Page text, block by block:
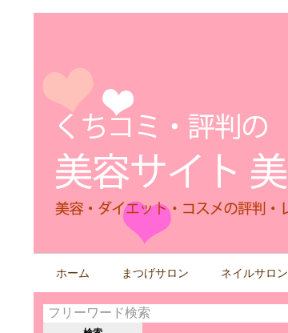
す
る
ホーム まつげサロン ネイルサロン